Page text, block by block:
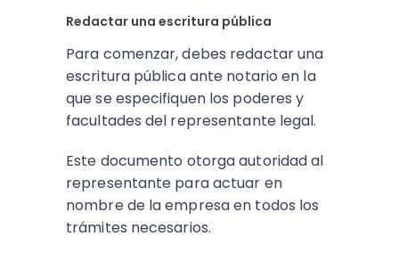
Redactar una escritura pública
Para comenzar, debes redactar una
escritura pública ante notario en la
que se especifiquen los poderes y
facultades del representante legal.
Este documento otorga autoridad al
representante para actuar en
nombre de la empresa en todos los
trámites necesarios.